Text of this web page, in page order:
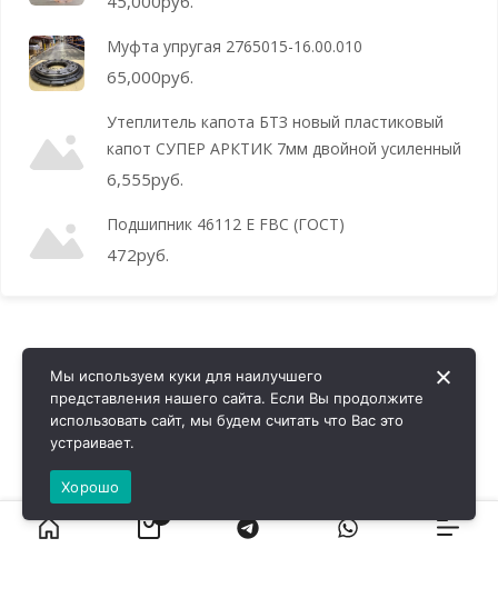
Муфта упругая 2765015-16.00.010
65,000руб.
Утеплитель капота БТЗ новый пластиковый
капот СУПЕР АРКТИК 7мм двойной усиленный
6,555руб.
Подшипник 46112 Е FBC (ГОСТ)
472руб.
Мы используем куки для наилучшего
представления нашего сайта. Если Вы продолжите
использовать сайт, мы будем считать что Вас это
устраивает.
Хорошо